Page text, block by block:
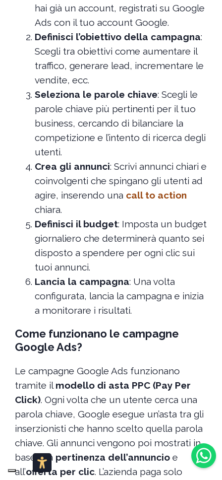
hai già un account, registrati su Google
Ads con il tuo account Google.
Definisci l’obiettivo della campagna:
Scegli tra obiettivi come aumentare il
traffico, generare lead, incrementare le
vendite, ecc.
Seleziona le parole chiave: Scegli le
parole chiave più pertinenti per il tuo
business, cercando di bilanciare la
competizione e l’intento di ricerca degli
utenti.
Crea gli annunci: Scrivi annunci chiari e
coinvolgenti che spingano gli utenti ad
agire, inserendo una call to action
chiara.
Definisci il budget: Imposta un budget
giornaliero che determinerà quanto sei
disposto a spendere per ogni clic sui
tuoi annunci.
Lancia la campagna: Una volta
configurata, lancia la campagna e inizia
a monitorare i risultati.
Come funzionano le campagne
Google Ads?
Le campagne Google Ads funzionano
tramite il modello di asta PPC (Pay Per
Click). Ogni volta che un utente cerca una
parola chiave, Google esegue un’asta tra gli
inserzionisti che hanno scelto quella parola
chiave. Gli annunci vengono poi mostrati in
base alla pertinenza dell’annuncioe
all’offerta per clic. L’azienda paga solo